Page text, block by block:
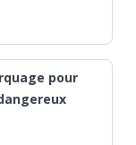
pour